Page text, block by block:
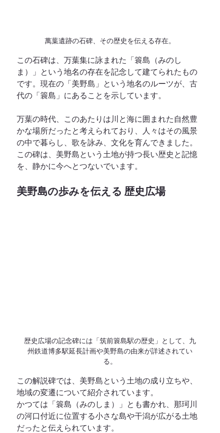
萬葉遺跡の石碑、その歴史を伝える存在。
この石碑は、万葉集に詠まれた「簑島（みのし
ま）」という地名の存在を記念して建てられたもの
です。現在の「美野島」という地名のルーツが、古
代の「簑島」にあることを示しています。
万葉の時代、このあたりは川と海に囲まれた自然豊
かな場所だったと考えられており、人々はその風景
の中で暮らし、歌を詠み、文化を育んできました。
この碑は、美野島という土地が持つ長い歴史と記憶
を、静かに今へとつないでいます。
美野島の歩みを伝える 歴史広場
歴史広場の記念碑には「筑前簑島駅の歴史」として、九
州鉄道博多駅延長計画や美野島の由来が詳述されてい
る。
この解説碑では、美野島という土地の成り立ちや、
地域の変遷について紹介されています。
かつては「簑島（みのしま）」とも書かれ、那珂川
の河口付近に位置する小さな島や干潟が広がる土地
だったと伝えられています。